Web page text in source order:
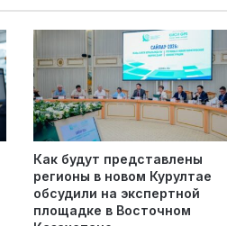
Как будут представлены
регионы в новом Курултае
обсудили на экспертной
площадке в Восточном